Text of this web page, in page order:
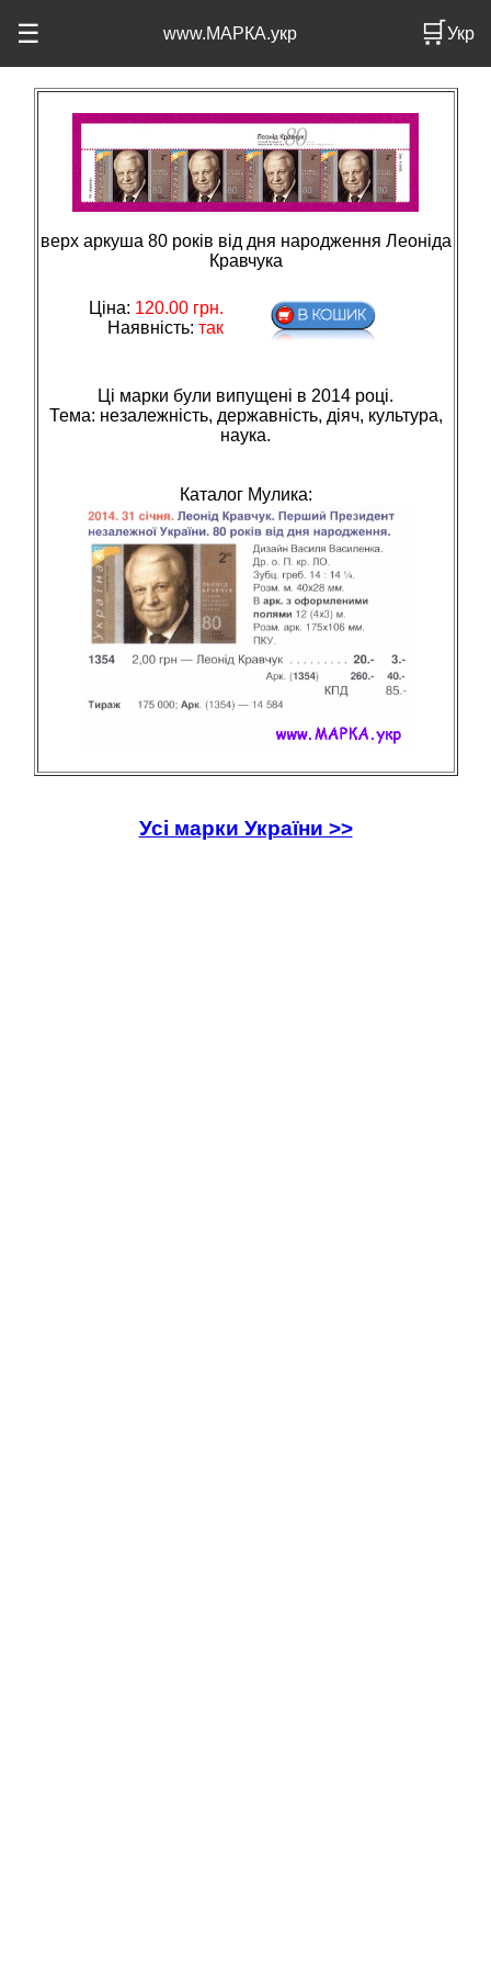
☰ www.МАРКА.укр 🛒Укр
верх аркуша 80 років від дня народження Леоніда
Кравчука
Ціна: 120.00грн.
Наявність: так
Ці марки були випущені в 2014 році.
Тема: незалежнiсть, державнiсть, дiяч, культура,
наука.
Каталог Мулика:
Усі марки України >>